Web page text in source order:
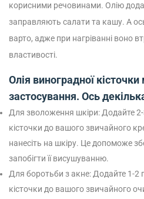
корисними речовинами. Олію
заправляють салати та кашу. А
варто, адже при нагріванні воно
властивості.
Олія виноградної
застосування. Ось
Для зволоження шкіри: Додайте 2-
кісточки до вашого звичайного
нанесіть на шкіру. Це допоможе
запобігти її висушуванню.
Для боротьби з акне: Додайте 1-2
кісточки до вашого звичайного